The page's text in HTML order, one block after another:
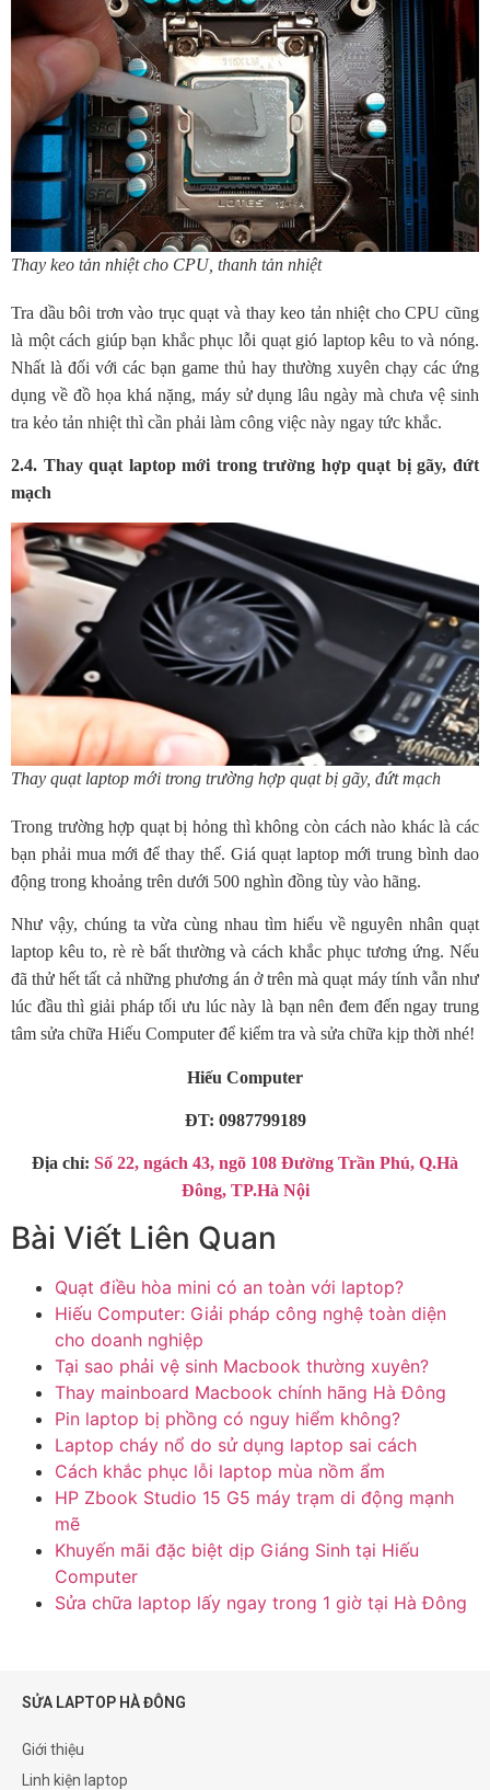
Thay keo tản nhiệt cho CPU, thanh tản nhiệt
Tra dầu bôi trơn vào trục quạt và thay keo tản nhiệt cho CPU cũng
là một cách giúp bạn khắc phục lỗi quạt gió laptop kêu to và nóng.
Nhất là đối với các bạn game thủ hay thường xuyên chạy các ứng
dụng về đồ họa khá nặng, máy sử dụng lâu ngày mà chưa vệ sinh
tra kẻo tản nhiệt thì cần phải làm công việc này ngay tức khắc.
2.4. Thay quạt laptop mới trong trường hợp quạt bị gãy, đứt
mạch
Thay quạt laptop mới trong trường hợp quạt bị gãy, đứt mạch
Trong trường hợp quạt bị hỏng thì không còn cách nào khác là các
bạn phải mua mới để thay thế. Giá quạt laptop mới trung bình dao
động trong khoảng trên dưới 500 nghìn đồng tùy vào hãng.
Như vậy, chúng ta vừa cùng nhau tìm hiểu về nguyên nhân quạt
laptop kêu to, rè rè bất thường và cách khắc phục tương ứng. Nếu
đã thử hết tất cả những phương án ở trên mà quạt máy tính vẫn như
lúc đầu thì giải pháp tối ưu lúc này là bạn nên đem đến ngay trung
tâm sửa chữa Hiếu Computer để kiểm tra và sửa chữa kịp thời nhé!
Hiếu Computer
ĐT: 0987799189
Địa chỉ: Số 22, ngách 43, ngõ 108 Đường Trần Phú, Q.Hà
Đông, TP.Hà Nội
Bài Viết Liên Quan
Quạt điều hòa mini có an toàn với laptop?
Hiếu Computer: Giải pháp công nghệ toàn diện
cho doanh nghiệp
Tại sao phải vệ sinh Macbook thường xuyên?
Thay mainboard Macbook chính hãng Hà Đông
Pin laptop bị phồng có nguy hiểm không?
Laptop cháy nổ do sử dụng laptop sai cách
Cách khắc phục lỗi laptop mùa nồm ẩm
HP Zbook Studio 15 G5 máy trạm di động mạnh
mẽ
Khuyến mãi đặc biệt dịp Giáng Sinh tại Hiếu
Computer
Sửa chữa laptop lấy ngay trong 1 giờ tại Hà Đông
SỬA LAPTOP HÀ ĐÔNG
Giới thiệu
Linh kiện laptop